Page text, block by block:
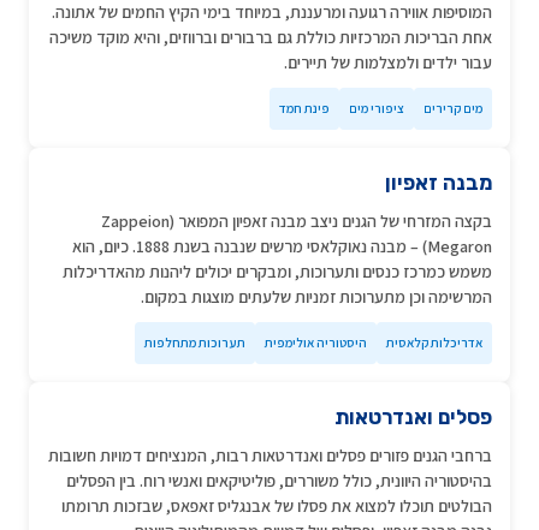
המוסיפות אווירה רגועה ומרעננת, במיוחד בימי הקיץ החמים של אתונה.
אחת הבריכות המרכזיות כוללת גם ברבורים וברווזים, והיא מוקד משיכה
עבור ילדים ולמצלמות של תיירים.
מים קרירים ציפורי מים פינת חמד
מבנה זאפיון
בקצה המזרחי של הגנים ניצב מבנה זאפיון המפואר (Zappeion
Megaron) – מבנה נאוקלאסי מרשים שנבנה בשנת 1888. כיום, הוא
משמש כמרכז כנסים ותערוכות, ומבקרים יכולים ליהנות מהאדריכלות
המרשימה וכן מתערוכות זמניות שלעתים מוצגות במקום.
אדריכלות קלאסית היסטוריה אולימפית תערוכות מתחלפות
פסלים ואנדרטאות
ברחבי הגנים פזורים פסלים ואנדרטאות רבות, המנציחים דמויות חשובות
בהיסטוריה היוונית, כולל משוררים, פוליטיקאים ואנשי רוח. בין הפסלים
הבולטים תוכלו למצוא את פסלו של אבנגליס זאפאס, שבזכות תרומתו